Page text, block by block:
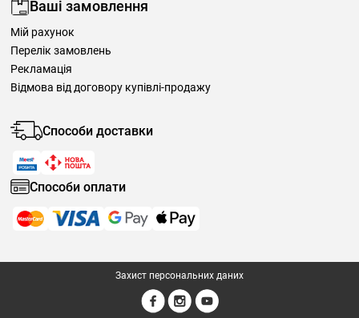
Ваші замовлення
Мій рахунок
Перелік замовлень
Рекламація
Відмова від договору купівлі-продажу
Способи доставки
Способи оплати
Захист персональних даних